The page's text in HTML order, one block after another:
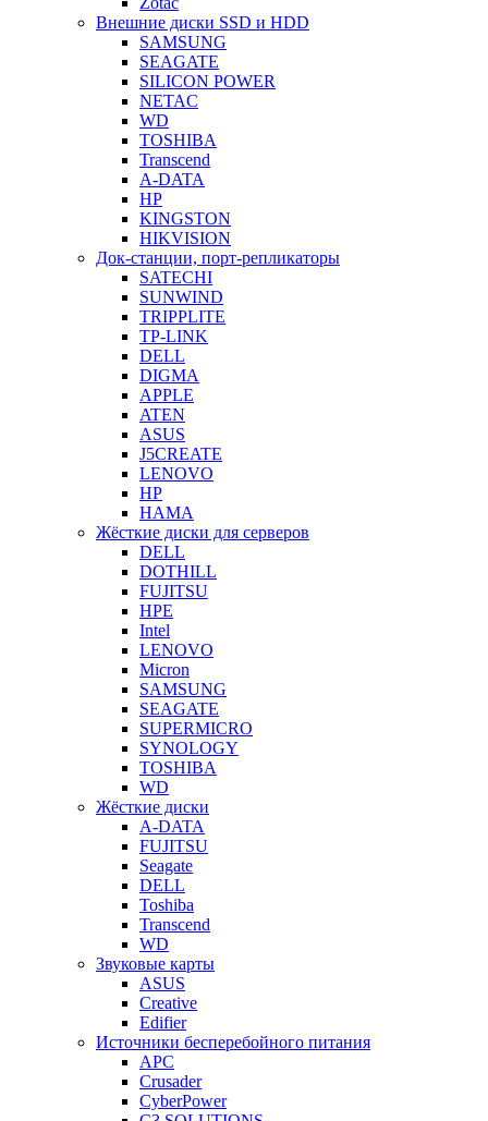
Внешние диски SSD и HDD
SAMSUNG
SEAGATE
SILICON POWER
NETAC
WD
TOSHIBA
Transcend
A-DATA
HP
KINGSTON
HIKVISION
Док-станции, порт-репликаторы
SATECHI
SUNWIND
TRIPPLITE
TP-LINK
DELL
DIGMA
APPLE
ATEN
ASUS
J5CREATE
LENOVO
HP
HAMA
Жёсткие диски для серверов
DELL
DOTHILL
FUJITSU
HPE
Intel
LENOVO
Micron
SAMSUNG
SEAGATE
SUPERMICRO
SYNOLOGY
TOSHIBA
WD
Жёсткие диски
A-DATA
FUJITSU
Seagate
DELL
Toshiba
Transcend
WD
Звуковые карты
ASUS
Creative
Edifier
Источники бесперебойного питания
APC
Crusader
CyberPower